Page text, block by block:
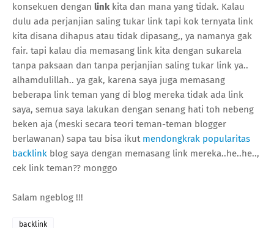
konsekuen dengan link kita dan mana yang tidak. Kalau
dulu ada perjanjian saling tukar link tapi kok ternyata link
kita disana dihapus atau tidak dipasang,, ya namanya gak
fair. tapi kalau dia memasang link kita dengan sukarela
tanpa paksaan dan tanpa perjanjian saling tukar link ya..
alhamdulillah.. ya gak, karena saya juga memasang
beberapa link teman yang di blog mereka tidak ada link
saya, semua saya lakukan dengan senang hati toh nebeng
beken aja (meski secara teori teman-teman blogger
berlawanan) sapa tau bisa ikut mendongkrak popularitas
backlink blog saya dengan memasang link mereka..he..he..,
cek link teman?? monggo
Salam ngeblog !!!
backlink